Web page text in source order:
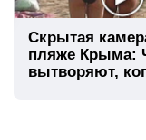
Скрытая
пляже Крыма:
вытворяют,